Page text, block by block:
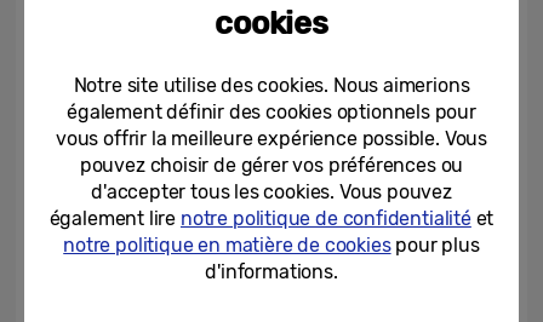
grande étapes pour les...
07-01-2025
Le premier pas vers un véritable
agent d’IA
cookies
Notre site utilise des cookies. Nous aimerions
également définir des cookies optionnels pour
vous offrir la meilleure expérience possible. Vous
pouvez choisir de gérer vos préférences ou
d'accepter tous les cookies. Vous pouvez
également lire notre politique de confidentialitéet
notre politique en matière de cookiespour plus
d'informations.